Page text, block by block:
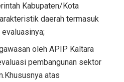
Kabupaten/Kota
daerah termasuk
oleh APIP Kaltara
pembangunan sektor
atas